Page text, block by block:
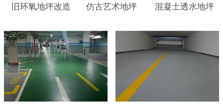
旧环氧地坪改造
仿古艺术地坪 混凝土透水地坪